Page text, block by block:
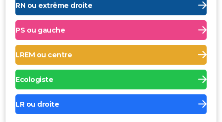
RN ou extrême droite
PS ou gauche
LREM ou centre
Ecologiste
LR ou droite